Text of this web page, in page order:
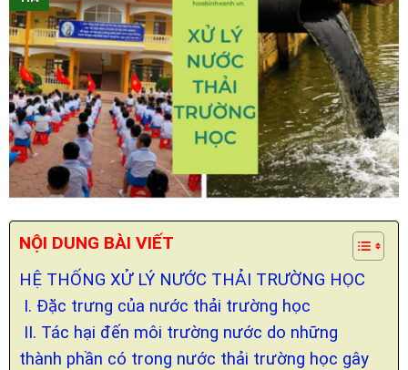
NỘI DUNG BÀI VIẾT
HỆ THỐNG XỬ LÝ NƯỚC THẢI TRƯỜNG HỌC
I. Đặc trưng của nước thải trường học
II. Tác hại đến môi trường nước do những
thành phần có trong nước thải trường học gây